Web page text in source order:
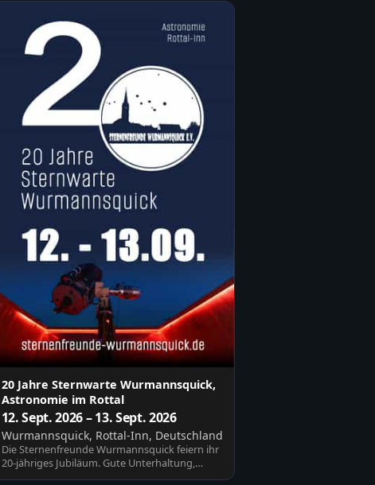
20 Jahre Sternwarte Wurmannsquick,
Astronomie im Rottal
12. Sept. 2026 – 13. Sept. 2026
Wurmannsquick, Rottal-Inn, Deutschland
Die Sternenfreunde Wurmannsquick feiern ihr
20-jähriges Jubiläum. Gute Unterhaltung,
Vorträge, Besic…